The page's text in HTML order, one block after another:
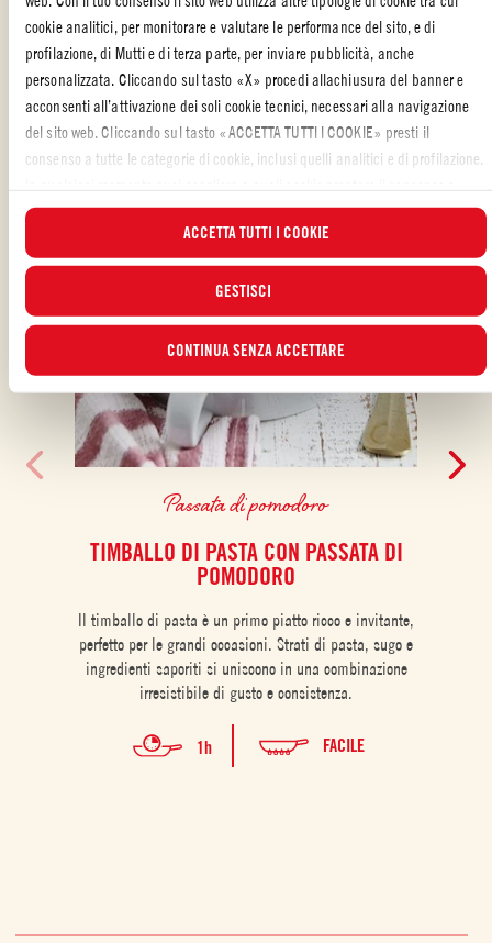
cookie analitici, per monitorare e valutare le performance del sito, e di
profilazione, di Mutti e di terza parte, per inviare pubblicità, anche
personalizzata. Cliccando sul tasto «X» procedi allachiusura del banner e
acconsenti all’attivazione dei soli cookie tecnici, necessari alla navigazione
del sito web. Cliccando sul tasto «ACCETTA TUTTI I COOKIE» presti il
consenso a tutte le categorie di cookie, inclusi quelli analitici e di profilazione.
visualizzare l’elenco aggiornato dei cookie attraverso il pulsante “GESTISCI”.
Per maggiori informazioni, ti invitiamo a leggere la nostra
ACCETTA TUTTI I COOKIE
GESTISCI
CONTINUA SENZA ACCETTARE
ALTRE RICETTE REALIZZATE CON
Passata di pomodoro
TIMBALLO DI PASTA CON PASSATA DI
POMODORO
Il timballo di pasta è un primo piatto ricco e invitante,
perfetto per le grandi occasioni. Strati di pasta, sugo e
ingredienti saporiti si uniscono in una combinazione
irresistibile di gusto e consistenza.
1h FACILE